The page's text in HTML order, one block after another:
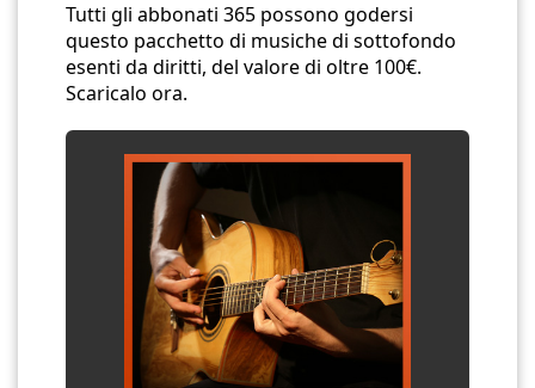
Tutti gli abbonati 365 possono godersi
questo pacchetto di musiche di sottofondo
esenti da diritti, del valore di oltre 100€.
Scaricalo ora.